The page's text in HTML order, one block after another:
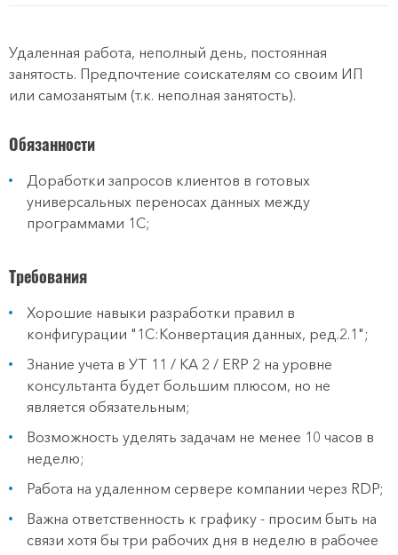
Удаленная работа, неполный день, постоянная
занятость. Предпочтение соискателям со своим ИП
или самозанятым (т.к. неполная занятость).
Обязанности
Доработки запросов клиентов в готовых
универсальных переносах данных между
программами 1С;
Требования
Хорошие навыки разработки правил в
конфигурации "1С:Конвертация данных, ред.2.1";
Знание учета в УТ 11 / КА 2 / ERP 2 на уровне
консультанта будет большим плюсом, но не
является обязательным;
Возможность уделять задачам не менее 10 часов в
неделю;
Работа на удаленном сервере компании через RDP;
Важна ответственность к графику - просим быть на
связи хотя бы три рабочих дня в неделю в рабочее